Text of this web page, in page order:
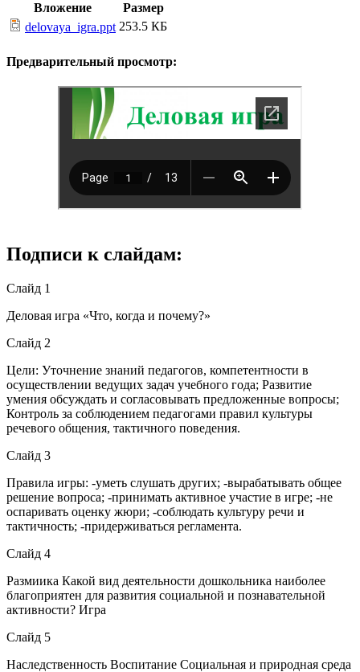
Вложение
Размер
delovaya_igra.ppt 253.5 КБ
Предварительный просмотр:
Подписи к слайдам:
Слайд 1
Деловая игра «Что, когда и почему?»
Слайд 2
Цели: Уточнение знаний педагогов, компетентности в
осуществлении ведущих задач учебного года; Развитие
умения обсуждать и согласовывать предложенные вопросы;
Контроль за соблюдением педагогами правил культуры
речевого общения, тактичного поведения.
Слайд 3
Правила игры: -уметь слушать других; -вырабатывать общее
решение вопроса; -принимать активное участие в игре; -не
оспаривать оценку жюри; -соблюдать культуру речи и
тактичность; -придерживаться регламента.
Слайд 4
Размиика Какой вид деятельности дошкольника наиболее
благоприятен для развития социальной и познавательной
активности? Игра
Слайд 5
Наследственность Воспитание Социальная и природная среда